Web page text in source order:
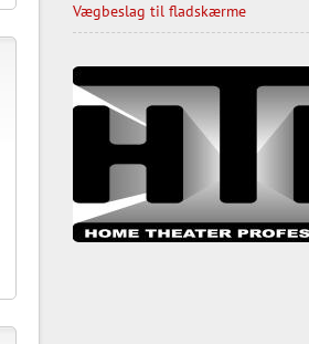
Vægbeslag til fladskærme